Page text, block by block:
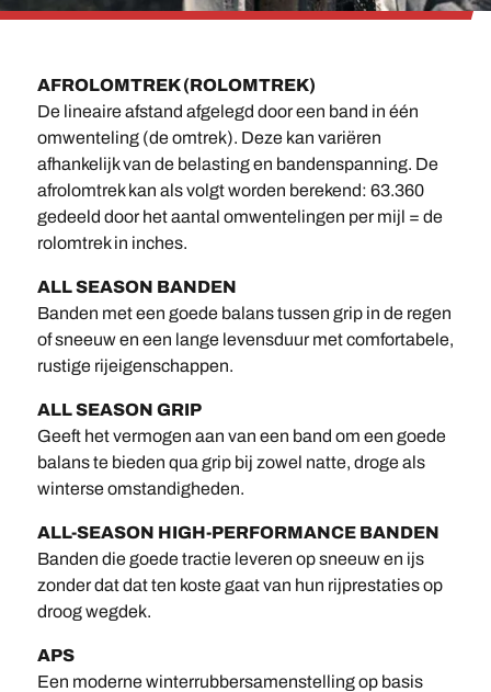
AFROLOMTREK (ROLOMTREK)
De lineaire afstand afgelegd door een band in één
omwenteling (de omtrek). Deze kan variëren
afhankelijk van de belasting en bandenspanning. De
afrolomtrek kan als volgt worden berekend: 63.360
gedeeld door het aantal omwentelingen per mijl = de
rolomtrek in inches.
ALL SEASON BANDEN
Banden met een goede balans tussen grip in de regen
of sneeuw en een lange levensduur met comfortabele,
rustige rijeigenschappen.
ALL SEASON GRIP
Geeft het vermogen aan van een band om een goede
balans te bieden qua grip bij zowel natte, droge als
winterse omstandigheden.
ALL-SEASON HIGH-PERFORMANCE BANDEN
Banden die goede tractie leveren op sneeuw en ijs
zonder dat dat ten koste gaat van hun rijprestaties op
droog wegdek.
APS
Een moderne winterrubbersamenstelling op basis